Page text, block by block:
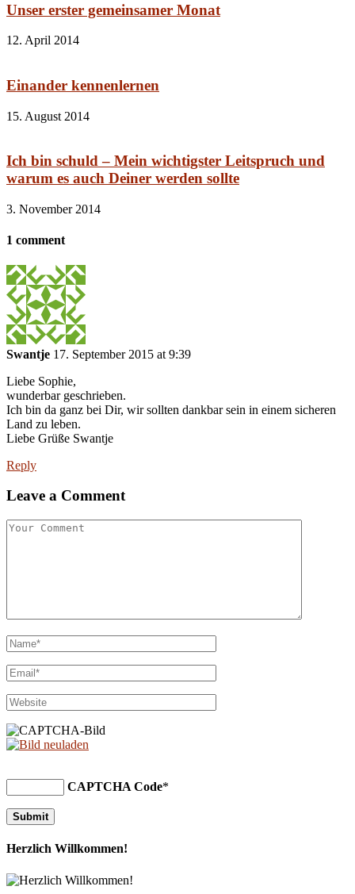
Unser erster gemeinsamer Monat
12. April 2014
Einander kennenlernen
15. August 2014
Ich bin schuld – Mein wichtigster Leitspruch und
warum es auch Deiner werden sollte
3. November 2014
1 comment
Swantje 17. September 2015 at 9:39
Liebe Sophie,
wunderbar geschrieben.
Ich bin da ganz bei Dir, wir sollten dankbar sein in einem sicheren
Land zu leben.
Liebe Grüße Swantje
Reply
Leave a Comment
CAPTCHA Code*
Herzlich Willkommen!